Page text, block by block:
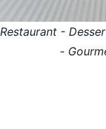
Restaurant -
-